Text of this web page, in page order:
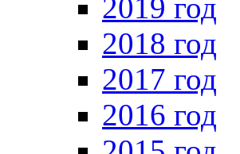
2019 год
2018 год
2017 год
2016 год